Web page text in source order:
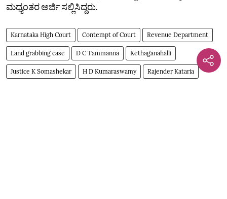
ಮಧ್ಯಂತರ ಅರ್ಜಿ ಸಲ್ಲಿಸಿದ್ದರು.
Karnataka High Court Contempt of Court Revenue Department
Land grabbing case D C Tammanna Kethaganahalli
Justice K Somashekar H D Kumaraswamy Rajender Kataria